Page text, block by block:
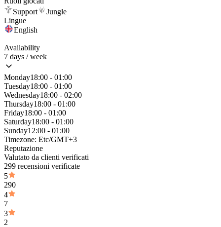
Support
Jungle
Lingue
English
Availability
7 days / week
Monday18:00 - 01:00
Tuesday18:00 - 01:00
Wednesday18:00 - 02:00
Thursday18:00 - 01:00
Friday18:00 - 01:00
Saturday18:00 - 01:00
Sunday12:00 - 01:00
Timezone: Etc/GMT+3
Reputazione
Valutato da clienti verificati
299 recensioni verificate
5
290
4
7
3
2